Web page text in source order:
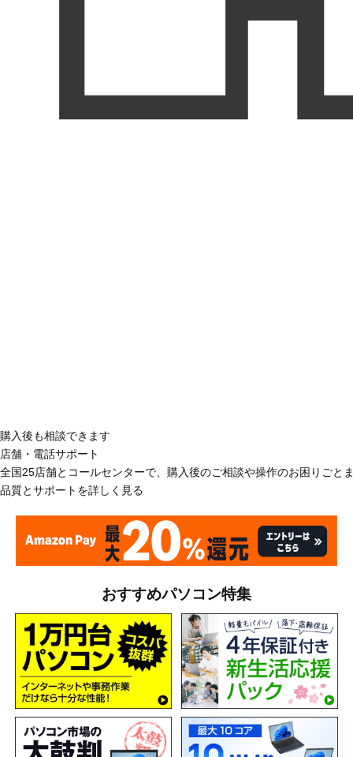
購入後も相談できます
店舗・電話サポート
全国25店舗とコールセンターで、購入後のご相談や操作のお困りごと
品質とサポートを詳しく見る
おすすめパソコン特集